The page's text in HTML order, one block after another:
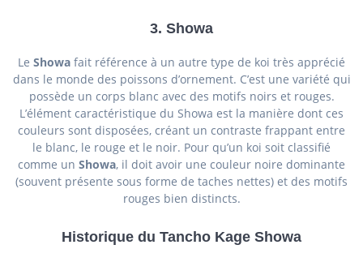
3. Showa
Le Showa fait référence à un autre type de koi très apprécié
dans le monde des poissons d’ornement. C’est une variété qui
possède un corps blanc avec des motifs noirs et rouges.
L’élément caractéristique du Showa est la manière dont ces
couleurs sont disposées, créant un contraste frappant entre
le blanc, le rouge et le noir. Pour qu’un koi soit classifié
comme un Showa, il doit avoir une couleur noire dominante
(souvent présente sous forme de taches nettes) et des motifs
rouges bien distincts.
Historique du Tancho Kage Showa